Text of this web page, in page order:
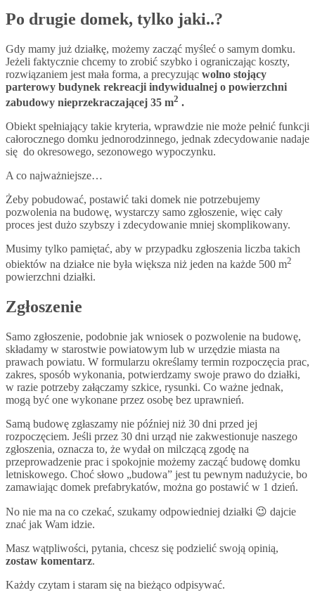
Po drugie domek, tylko jaki..?
Gdy mamy już działkę, możemy zacząć myśleć o samym domku.
Jeżeli faktycznie chcemy to zrobić szybko i ograniczając koszty,
rozwiązaniem jest mała forma, a precyzując wolno stojący
parterowy budynek rekreacji indywidualnej o powierzchni
zabudowy nieprzekraczającej 35 m2 .
Obiekt spełniający takie kryteria, wprawdzie nie może pełnić funkcji
całorocznego domku jednorodzinnego, jednak zdecydowanie nadaje
się do okresowego, sezonowego wypoczynku.
A co najważniejsze…
Żeby pobudować, postawić taki domek nie potrzebujemy
pozwolenia na budowę, wystarczy samo zgłoszenie, więc cały
proces jest dużo szybszy i zdecydowanie mniej skomplikowany.
Musimy tylko pamiętać, aby w przypadku zgłoszenia liczba takich
obiektów na działce nie była większa niż jeden na każde 500 m2
powierzchni działki.
Zgłoszenie
Samo zgłoszenie, podobnie jak wniosek o pozwolenie na budowę,
składamy w starostwie powiatowym lub w urzędzie miasta na
prawach powiatu. W formularzu określamy termin rozpoczęcia prac,
zakres, sposób wykonania, potwierdzamy swoje prawo do działki,
w razie potrzeby załączamy szkice, rysunki. Co ważne jednak,
mogą być one wykonane przez osobę bez uprawnień.
Samą budowę zgłaszamy nie później niż 30 dni przed jej
rozpoczęciem. Jeśli przez 30 dni urząd nie zakwestionuje naszego
zgłoszenia, oznacza to, że wydał on milczącą zgodę na
przeprowadzenie prac i spokojnie możemy zacząć budowę domku
letniskowego. Choć słowo „budowa” jest tu pewnym nadużycie, bo
zamawiając domek prefabrykatów, można go postawić w 1 dzień.
No nie ma na co czekać, szukamy odpowiedniej działki 😉 dajcie
znać jak Wam idzie.
Masz wątpliwości, pytania, chcesz się podzielić swoją opinią,
zostaw komentarz.
Każdy czytam i staram się na bieżąco odpisywać.